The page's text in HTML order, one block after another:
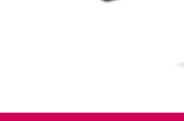
Jesteśmy proaktywni,